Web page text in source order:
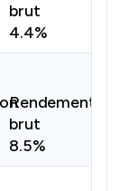
brut
4.4%
Rendement
brut
8.5%